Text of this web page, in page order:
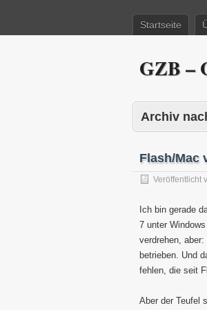
Startseite
GZB –
Archiv
Flash/Mac
Veröffentlicht
Ich bin gerade
7 unter
verdrehen,
betrieben. Und
fehlen, die seit
Aber der Teufel